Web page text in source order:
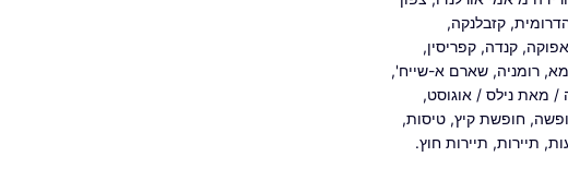
,קזבלנקה,
,קנדה,קפריסין,
,רומניה,שארם א-שייח',
/ מאתנילס/אוגוסט,
,חופשת קיץ,טיסות,
, תיירות, תיירות חוץ.